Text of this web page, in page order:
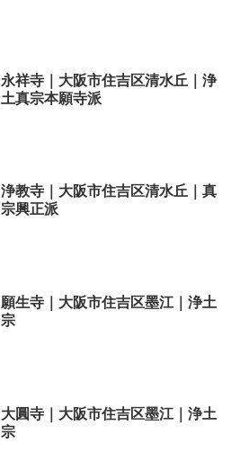
永祥寺｜大阪市住吉区清水丘｜浄
土真宗本願寺派
浄教寺｜大阪市住吉区清水丘｜真
宗興正派
願生寺｜大阪市住吉区墨江｜浄土
宗
大圓寺｜大阪市住吉区墨江｜浄土
宗